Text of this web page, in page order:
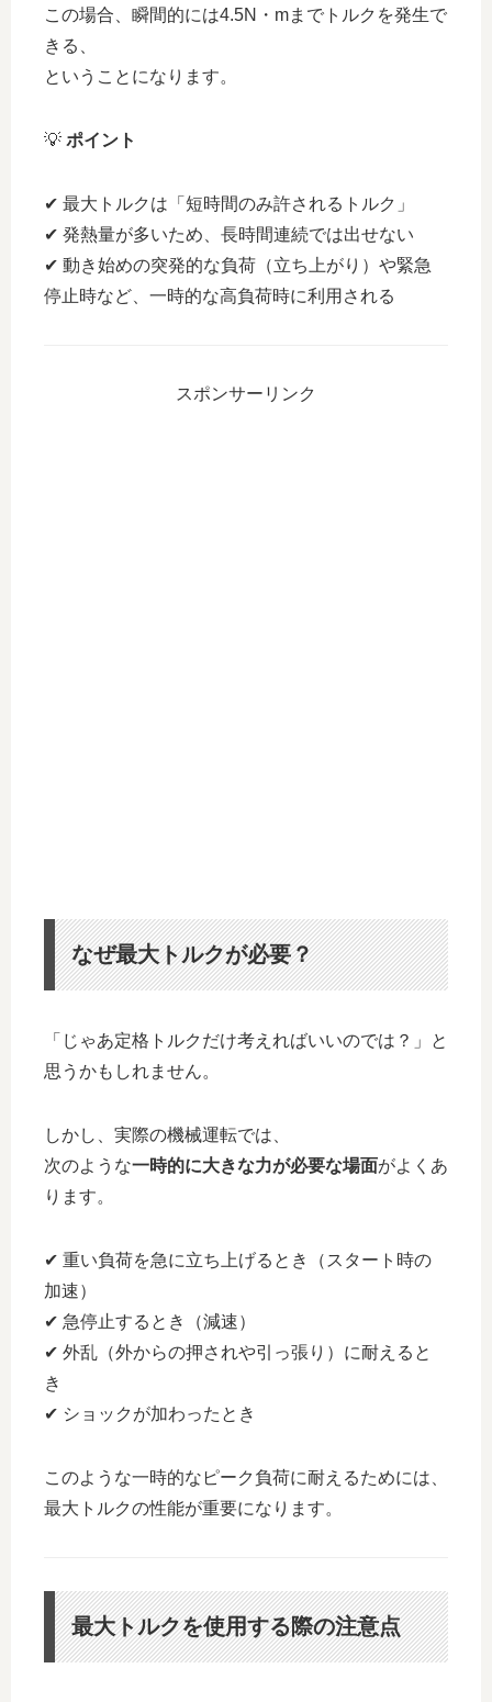
この場合、瞬間的には4.5N・mまでトルクを発生で
きる、
ということになります。
💡 ポイント
✔ 最大トルクは「短時間のみ許されるトルク」
✔ 発熱量が多いため、長時間連続では出せない
✔ 動き始めの突発的な負荷（立ち上がり）や緊急
停止時など、一時的な高負荷時に利用される
スポンサーリンク
なぜ最大トルクが必要？
「じゃあ定格トルクだけ考えればいいのでは？」と
思うかもしれません。
しかし、実際の機械運転では、
次のような一時的に大きな力が必要な場面がよくあ
ります。
✔ 重い負荷を急に立ち上げるとき（スタート時の
加速）
✔ 急停止するとき（減速）
✔ 外乱（外からの押されや引っ張り）に耐えると
き
✔ ショックが加わったとき
このような一時的なピーク負荷に耐えるためには、
最大トルクの性能が重要になります。
最大トルクを使用する際の注意点